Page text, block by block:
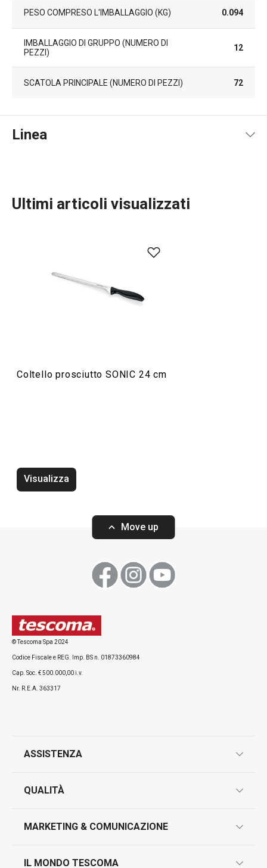
PESO COMPRESO L'IMBALLAGGIO (KG) 0.094
IMBALLAGGIO DI GRUPPO (NUMERO DI
PEZZI)
12
SCATOLA PRINCIPALE (NUMERO DI PEZZI) 72
Linea
Preparazione degli alimenti
Tutti i prodotti della linea SONIC
Ultimi articoli visualizzati
Coltello prosciutto SONIC 24 cm
Visualizza
Move up
© Tescoma Spa 2024
Codice Fiscale e REG. Imp. BS n. 01873360984
Cap. Soc. € 500.000,00 i.v.
Nr. R.E.A. 363317
ASSISTENZA
contatti
QUALITÀ
MARKETING & COMUNICAZIONE
IL MONDO TESCOMA